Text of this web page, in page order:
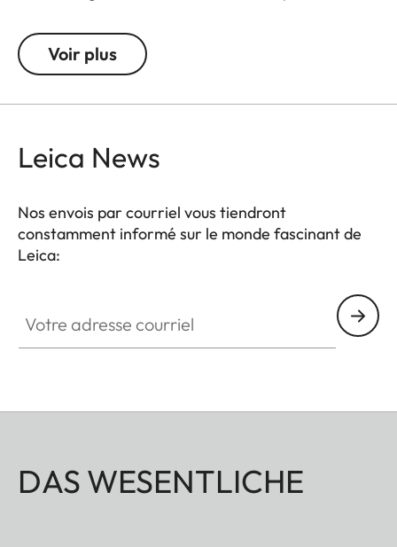
protection pour l'appareil photo. La bandoulière
est composée d'un cuir de couleur cognac et d'une
Voir plus
Leica News
Nos envois par courriel vous tiendront
constamment informé sur le monde fascinant de
Leica:
DAS WESENTLICHE